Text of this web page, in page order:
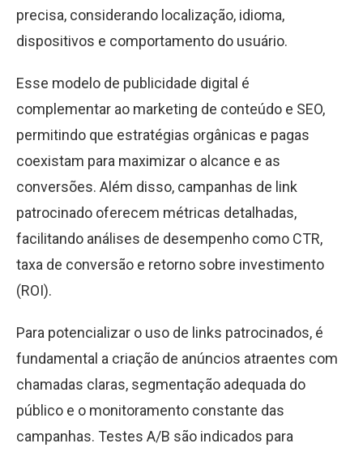
precisa, considerando localização, idioma,
dispositivos e comportamento do usuário.
Esse modelo de publicidade digital é
complementar ao marketing de conteúdo e SEO,
permitindo que estratégias orgânicas e pagas
coexistam para maximizar o alcance e as
conversões. Além disso, campanhas de link
patrocinado oferecem métricas detalhadas,
facilitando análises de desempenho como CTR,
taxa de conversão e retorno sobre investimento
(ROI).
Para potencializar o uso de links patrocinados, é
fundamental a criação de anúncios atraentes com
chamadas claras, segmentação adequada do
público e o monitoramento constante das
campanhas. Testes A/B são indicados para